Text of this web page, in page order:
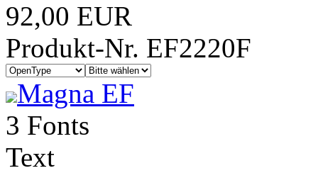
92,00 EUR
Produkt-Nr. EF2220F
Magna EF
3 Fonts
Text